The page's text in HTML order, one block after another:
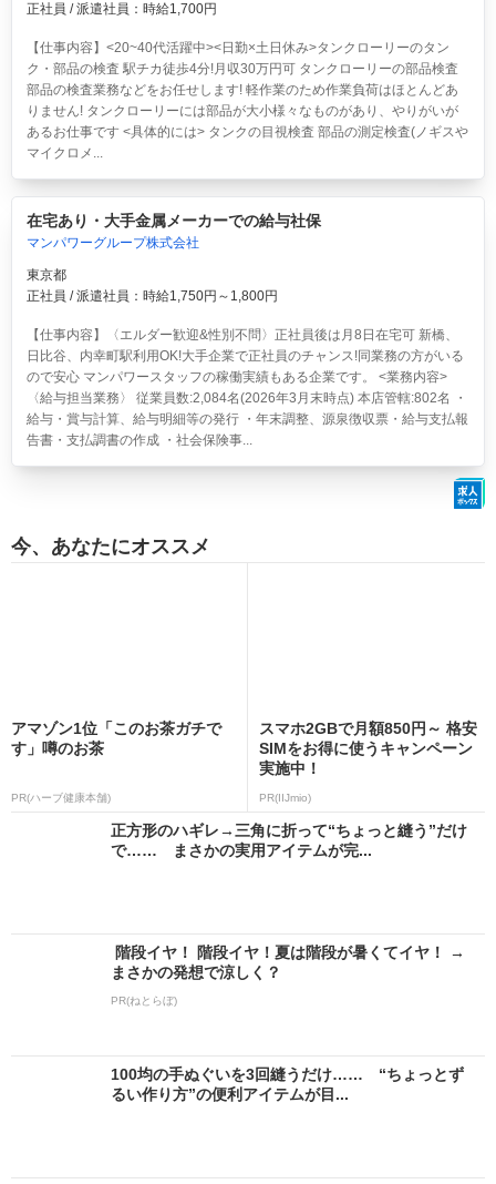
正社員 / 派遣社員：時給1,700円
【仕事内容】<20~40代活躍中><日勤×土日休み>タンクローリーのタン
ク・部品の検査 駅チカ徒歩4分!月収30万円可 タンクローリーの部品検査
部品の検査業務などをお任せします! 軽作業のため作業負荷はほとんどあ
りません! タンクローリーには部品が大小様々なものがあり、やりがいが
あるお仕事です <具体的には> タンクの目視検査 部品の測定検査(ノギスや
マイクロメ...
在宅あり・大手金属メーカーでの給与社保
マンパワーグループ株式会社
東京都
正社員 / 派遣社員：時給1,750円～1,800円
【仕事内容】〈エルダー歓迎&性別不問〉正社員後は月8日在宅可 新橋、
日比谷、内幸町駅利用OK!大手企業で正社員のチャンス!同業務の方がいる
ので安心 マンパワースタッフの稼働実績もある企業です。 <業務内容>
〈給与担当業務〉 従業員数:2,084名(2026年3月末時点) 本店管轄:802名 ・
給与・賞与計算、給与明細等の発行 ・年末調整、源泉徴収票・給与支払報
告書・支払調書の作成 ・社会保険事...
今、あなたにオススメ
アマゾン1位「このお茶ガチで
す」噂のお茶
PR(ハーブ健康本舗)
スマホ2GBで月額850円～ 格安
SIMをお得に使うキャンペーン
実施中！
PR(IIJmio)
正方形のハギレ→三角に折って“ちょっと縫う”だけ
で…… まさかの実用アイテムが完...
階段イヤ！ 階段イヤ！夏は階段が暑くてイヤ！ →
まさかの発想で涼しく？
PR(ねとらぼ)
100均の手ぬぐいを3回縫うだけ…… “ちょっとず
るい作り方”の便利アイテムが目...